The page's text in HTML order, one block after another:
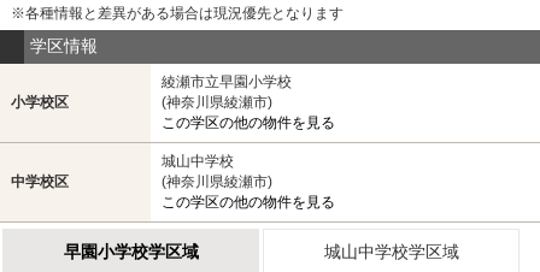
※各種情報と差異がある場合は現況優先となります
学区情報
小学校区
綾瀬市立早園小学校
(神奈川県綾瀬市)
この学区の他の物件を見る
中学校区
城山中学校
(神奈川県綾瀬市)
この学区の他の物件を見る
早園小学校学区域 城山中学校学区域